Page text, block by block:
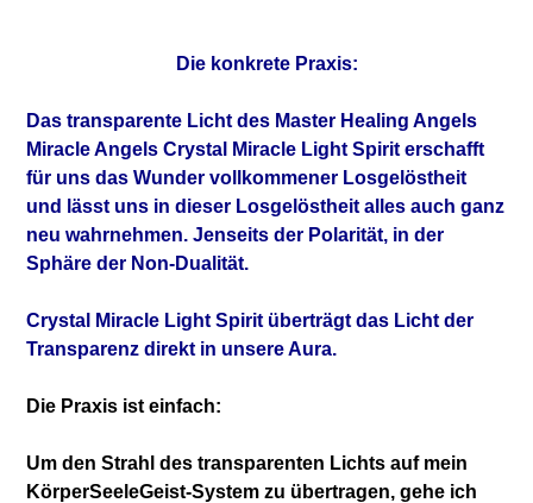
Die konkrete Praxis:
Das transparente Licht des Master Healing Angels
Miracle Angels Crystal Miracle Light Spirit erschafft
für uns das Wunder vollkommener Losgelöstheit
und lässt uns in dieser Losgelöstheit alles auch ganz
neu wahrnehmen. Jenseits der Polarität, in der
Sphäre der Non-Dualität.
Crystal Miracle Light Spirit überträgt das Licht der
Transparenz direkt in unsere Aura.
Die Praxis ist einfach:
Um den Strahl des transparenten Lichts auf mein
KörperSeeleGeist-System zu übertragen, gehe ich